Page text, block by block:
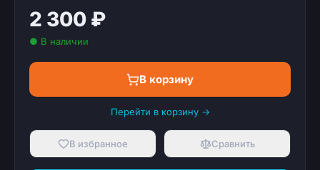
2 300 ₽
● В наличии
В корзину
Перейти в корзину →
В избранное Сравнить